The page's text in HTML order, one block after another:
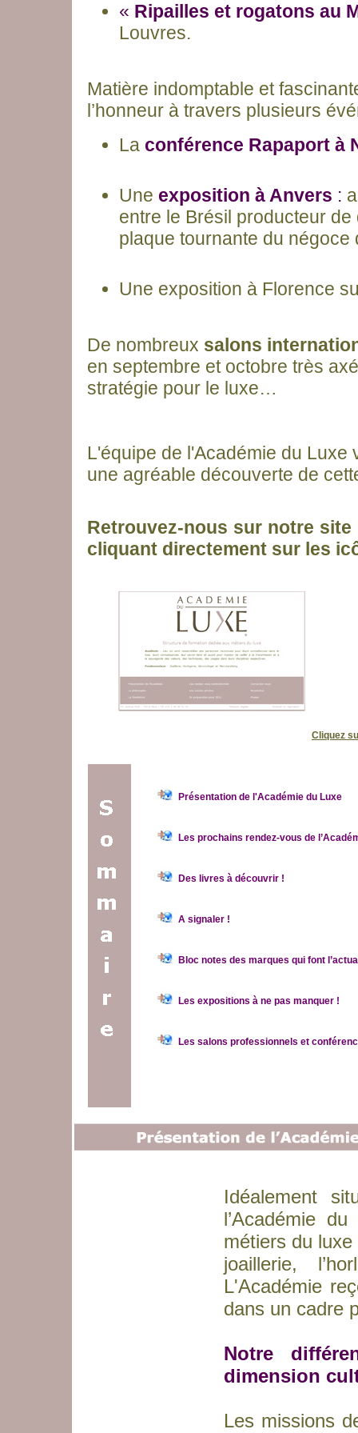
« Ripailles et rogatons au
Louvres.
Matière indomptable et
l’honneur à travers plusieurs
La conférence Rapaport à
Une exposition à Anvers :
entre le Brésil producteur
plaque tournante du négoce
Une exposition à Florence
De nombreux salons
en septembre et octobre très
stratégie pour le luxe…
L'équipe de l'Académie du
une agréable découverte de
Retrouvez-nous sur notre
cliquant directement sur les
Cliquez
Présentation de l'Académie du Luxe
Les prochains rendez-vous de
Des livres à découvrir !
A signaler !
Bloc notes des marques qui font
Les expositions à ne pas manquer !
Les salons professionnels et
Idéalement
l’Académie
métiers du
joaillerie,
L'Académie
dans un cadre
Notre
dimension
Les missions